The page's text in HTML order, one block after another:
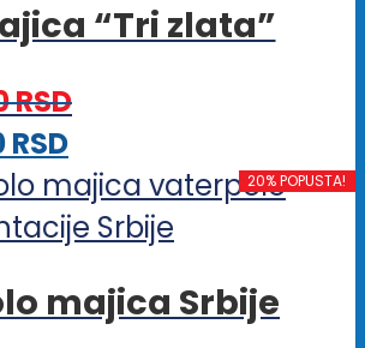
na
stranici
više
Opcije
biti
izabrane
na
stranici
“Tri zlata”
RSD
RSDOvaj
proizvod
ima
varijanti.
20% POPUSTA!
majica Srbije